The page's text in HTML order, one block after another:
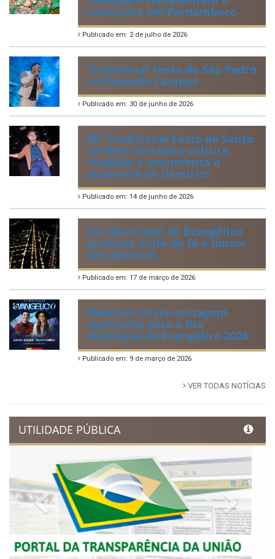
2ª edição do Corre Ibimirim
2026
Quadrilhas Juninas de
Ibimirim mantêm viva a
tradição e representam o
munícipio em Pernambuco
Publicado em: 2 de julho de 2026
Tradicional Festa de São Pedro
no Povoado Campos
88ª Tradicional Festa de Santo
Antônio fortalece cultura,
tradição e movimenta a
economia de Ibimirim
Publicado em: 14 de junho de 2026
Dia Municipal do Evangélico
promete noite de fé e louvor
Ibimirim inicia contagem
regressiva para o Dia
Publicado em: 9 de março de 2026
VER TODAS NOTÍCIAS
UTILIDADE PÚBLICA